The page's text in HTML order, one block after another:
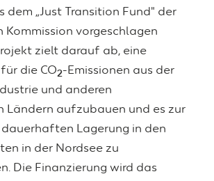
dem „Just Transition Fund" der
Kommission vorgeschlagen
zielt darauf ab, eine
die CO2-Emissionen aus der
und anderen
Ländern aufzubauen und es zur
dauerhaften Lagerung in den
in der Nordsee zu
Die Finanzierung wird das